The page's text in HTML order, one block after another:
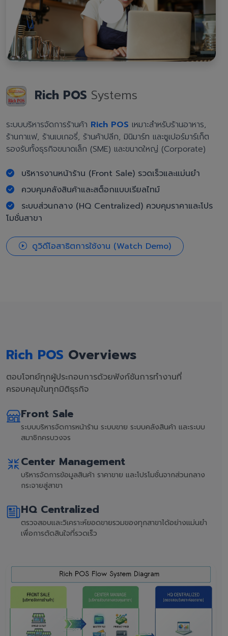
Rich POS Systems
ระบบบริหารจัดการร้านค้า Rich POS เหมาะสำหรับร้านอาหาร,
ร้านกาแฟ, ร้านเบเกอรี่, ร้านค้าปลีก, มินิมาร์ท และซูเปอร์มาร์เก็ต
รองรับทั้งธุรกิจขนาดเล็ก (SME) และขนาดใหญ่ (Corporate)
บริหารงานหน้าร้าน (Front Sale) รวดเร็วและแม่นยำ
ควบคุมคลังสินค้าและสต็อกแบบเรียลไทม์
ระบบส่วนกลาง (HQ Centralized) ควบคุมราคาและโปร
โมชั่นสาขา
ดูวิดีโอสาธิตการใช้งาน (Watch Demo)
Rich POS Overviews
ตอบโจทย์ทุกผู้ประกอบการด้วยฟังก์ชันการทำงานที่
ครอบคลุมในทุกมิติธุรกิจ
Front Sale
ระบบบริหารจัดการหน้าร้าน ระบบขาย ระบบคลังสินค้า และระบบ
สมาชิกครบวงจร
Center Management
บริหารจัดการข้อมูลสินค้า ราคาขาย และโปรโมชั่นจากส่วนกลาง
กระจายสู่สาขา
HQ Centralized
ตรวจสอบและวิเคราะห์ยอดขายรวมของทุกสาขาได้อย่างแม่นยำ
เพื่อการตัดสินใจที่รวดเร็ว